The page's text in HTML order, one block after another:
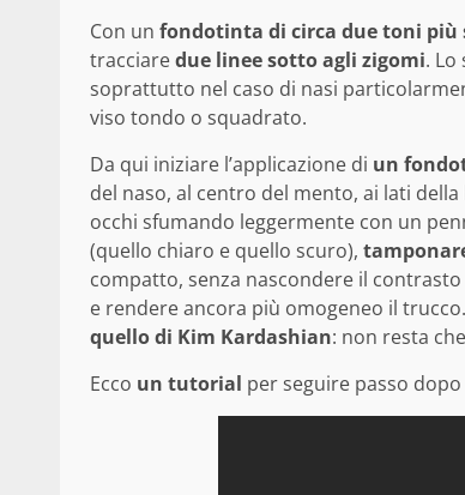
Con un fondotinta di circa due toni più
tracciaredue linee sotto agli zigomi.
soprattutto nel caso di nasi
viso tondo o squadrato.
Da qui iniziare l’applicazione di un
del naso, al centro del mento, ai lati
occhi sfumando leggermente con un
(quello chiaro e quello scuro),
compatto, senza nascondere il
e rendere ancora più omogeneo il
quello di Kim Kardashian: non resta
Ecco un tutorial per seguire passo